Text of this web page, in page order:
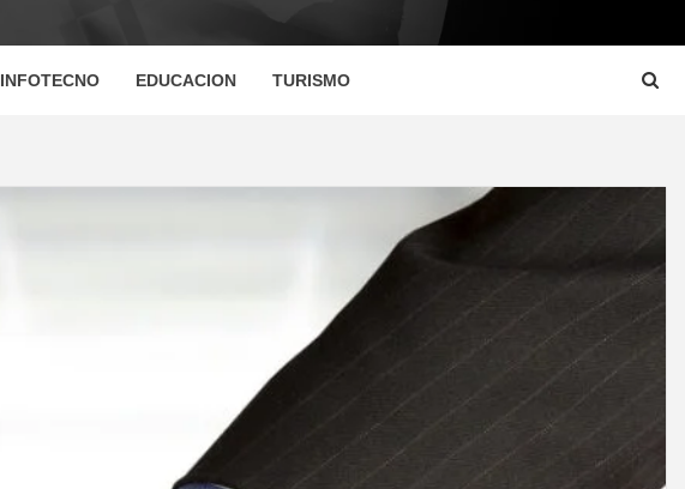
INFOTECNO EDUCACION TURISMO